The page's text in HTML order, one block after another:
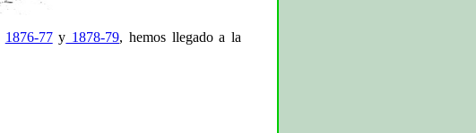
1876-77y 1878-79, hemos llegado a la